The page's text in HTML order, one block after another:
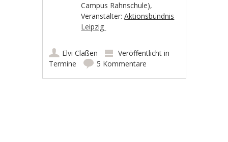
Campus Rahnschule),
Veranstalter:Aktionsbündnis
Leipzig
Elvi Claßen
Veröffentlicht in
Termine
5 Kommentare